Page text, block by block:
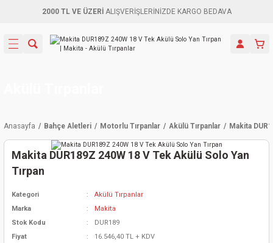
2000 TL VE ÜZERİALIŞVERİŞLERİNİZDE KARGO BEDAVA
Geri Dön
Mak.
Geri Dön
Vidalamalar
Geri Dön
Geri Dön
Geri Dön
Geri Dön
Geri Dön
Anasayfa Bahçe Aletleri Motorlu Tırpanlar Akülü Tırpanlar Makita
Makita DUR189Z 240W 18 V Tek Akülü Solo Yan
Tırpan
Kategori
Akülü Tırpanlar
Marka
Makita
Stok Kodu
DUR189
Fiyat
16.546,40 TL + KDV